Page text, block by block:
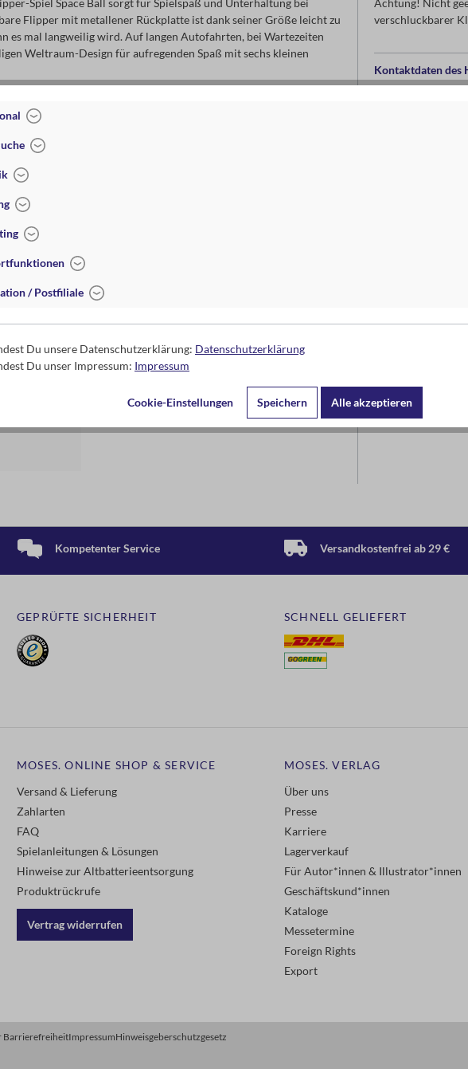
Spiel Space Ball sorgt für Spielspaß und Unterhaltung bei
Flipper mit metallener Rückplatte ist dank seiner Größe leicht zu
es mal langweilig wird. Auf langen Autofahrten, bei Wartezeiten
Weltraum-Design für aufregenden Spaß mit sechs kleinen
x H x T)
Achtung! Nicht
verschluckbarer
Kontaktdaten des
Kompetenter Service Versandkostenfrei ab 29 €
GEPRÜFTE SICHERHEIT SCHNELL GELIEFERT
MOSES. ONLINE SHOP & SERVICE
Versand & Lieferung
Zahlarten
FAQ
Spielanleitungen & Lösungen
Hinweise zur Altbatterieentsorgung
Produktrückrufe
Vertrag widerrufen
MOSES. VERLAG
Über uns
Presse
Karriere
Lagerverkauf
Für Autor*innen & Illustrator*innen
Geschäftskund*innen
Kataloge
Messetermine
Foreign Rights
Export
BarrierefreiheitImpressumHinweisgeberschutzgesetz
/ Postfiliale
Du unsere Datenschutzerklärung: Datenschutzerklärung
Du unser Impressum: Impressum
Cookie-Einstellungen Speichern Alle akzeptieren